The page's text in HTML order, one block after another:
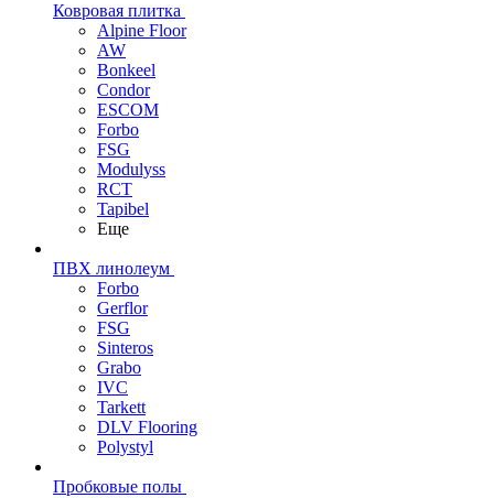
Ковровая плитка
Alpine Floor
AW
Bonkeel
Condor
ESCOM
Forbo
FSG
Modulyss
RCT
Tapibel
Еще
ПВХ линолеум
Forbo
Gerflor
FSG
Sinteros
Grabo
IVC
Tarkett
DLV Flooring
Polystyl
Пробковые полы